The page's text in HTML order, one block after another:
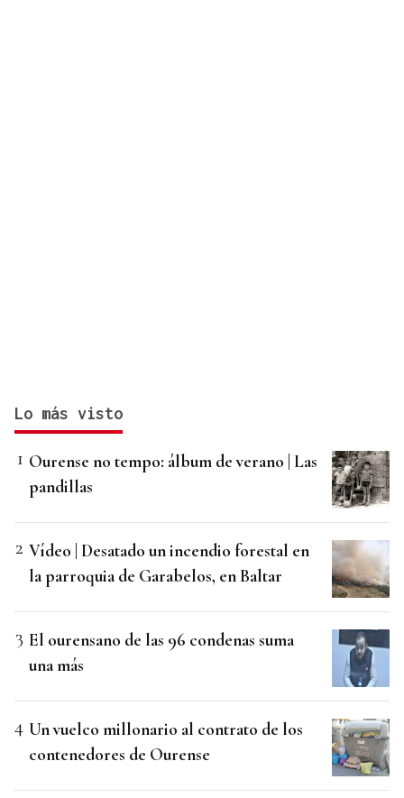
Lo más visto
Ourense no tempo: álbum de verano | Las
pandillas
Vídeo | Desatado un incendio forestal en
la parroquia de Garabelos, en Baltar
El ourensano de las 96 condenas suma
una más
Un vuelco millonario al contrato de los
contenedores de Ourense